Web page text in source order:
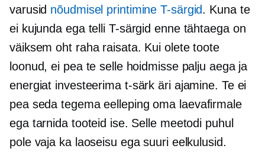
varusid nõudmisel printimine T-särgid. Kuna te
ei kujunda ega telli T-särgid enne tähtaega on
väiksem oht ​​raha raisata. Kui olete toote
loonud, ei pea te selle hoidmisse palju aega ja
energiat investeerima t-särk äri ajamine. Te ei
pea seda tegemaeelleping oma laevafirmale
ega tarnida tooteid ise. Selle meetodi puhul
pole vaja ka laoseisu ega suuri eelkulusid.